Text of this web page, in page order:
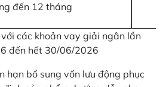
đến 12 tháng
các khoản vay giải ngân lần
đến hết 30/06/2026
hạn bổ sung vốn lưu động phục